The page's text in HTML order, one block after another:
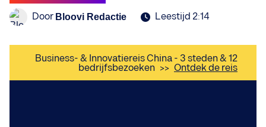
Door Bloovi Redactie Leestijd 2:14
Business- & Innovatiereis China - 3 steden & 12
bedrijfsbezoeken >> Ontdek de reis